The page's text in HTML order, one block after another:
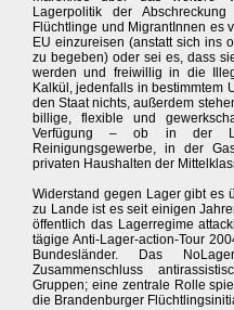
Lagerpolitik der
Flüchtlinge und MigrantInnen es
EU einzureisen (anstatt sich ins
zu begeben) oder sei es, dass
werden und freiwillig in die
Kalkül, jedenfalls in bestimmtem
den Staat nichts, außerdem
billige, flexible und
Verfügung – ob in der
Reinigungsgewerbe, in der
privaten Haushalten der
Widerstand gegen Lager gibt es
zu Lande ist es seit einigen
öffentlich das Lagerregime
tägige Anti-Lager-action-Tour
Bundesländer. Das
Zusammenschluss
Gruppen; eine zentrale Rolle
die Brandenburger